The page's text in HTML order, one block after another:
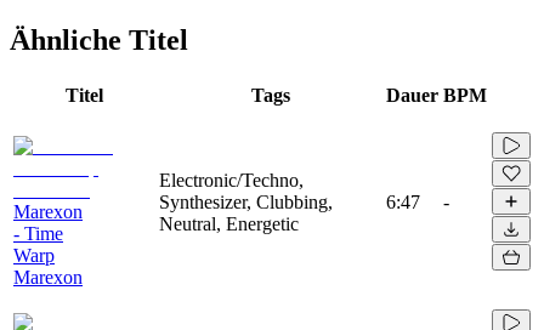
Ähnliche Titel
Titel Tags Dauer BPM
Marexon
- Time
Warp
Marexon
Electronic/Techno,
Synthesizer, Clubbing,
Neutral, Energetic
6:47 -